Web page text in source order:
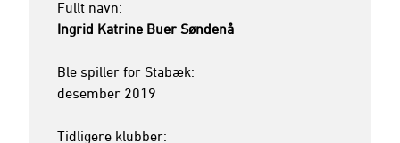
Ingrid Katrine Buer Søndenå
Ble spiller for Stabæk:
desember 2019
Tidligere klubber: